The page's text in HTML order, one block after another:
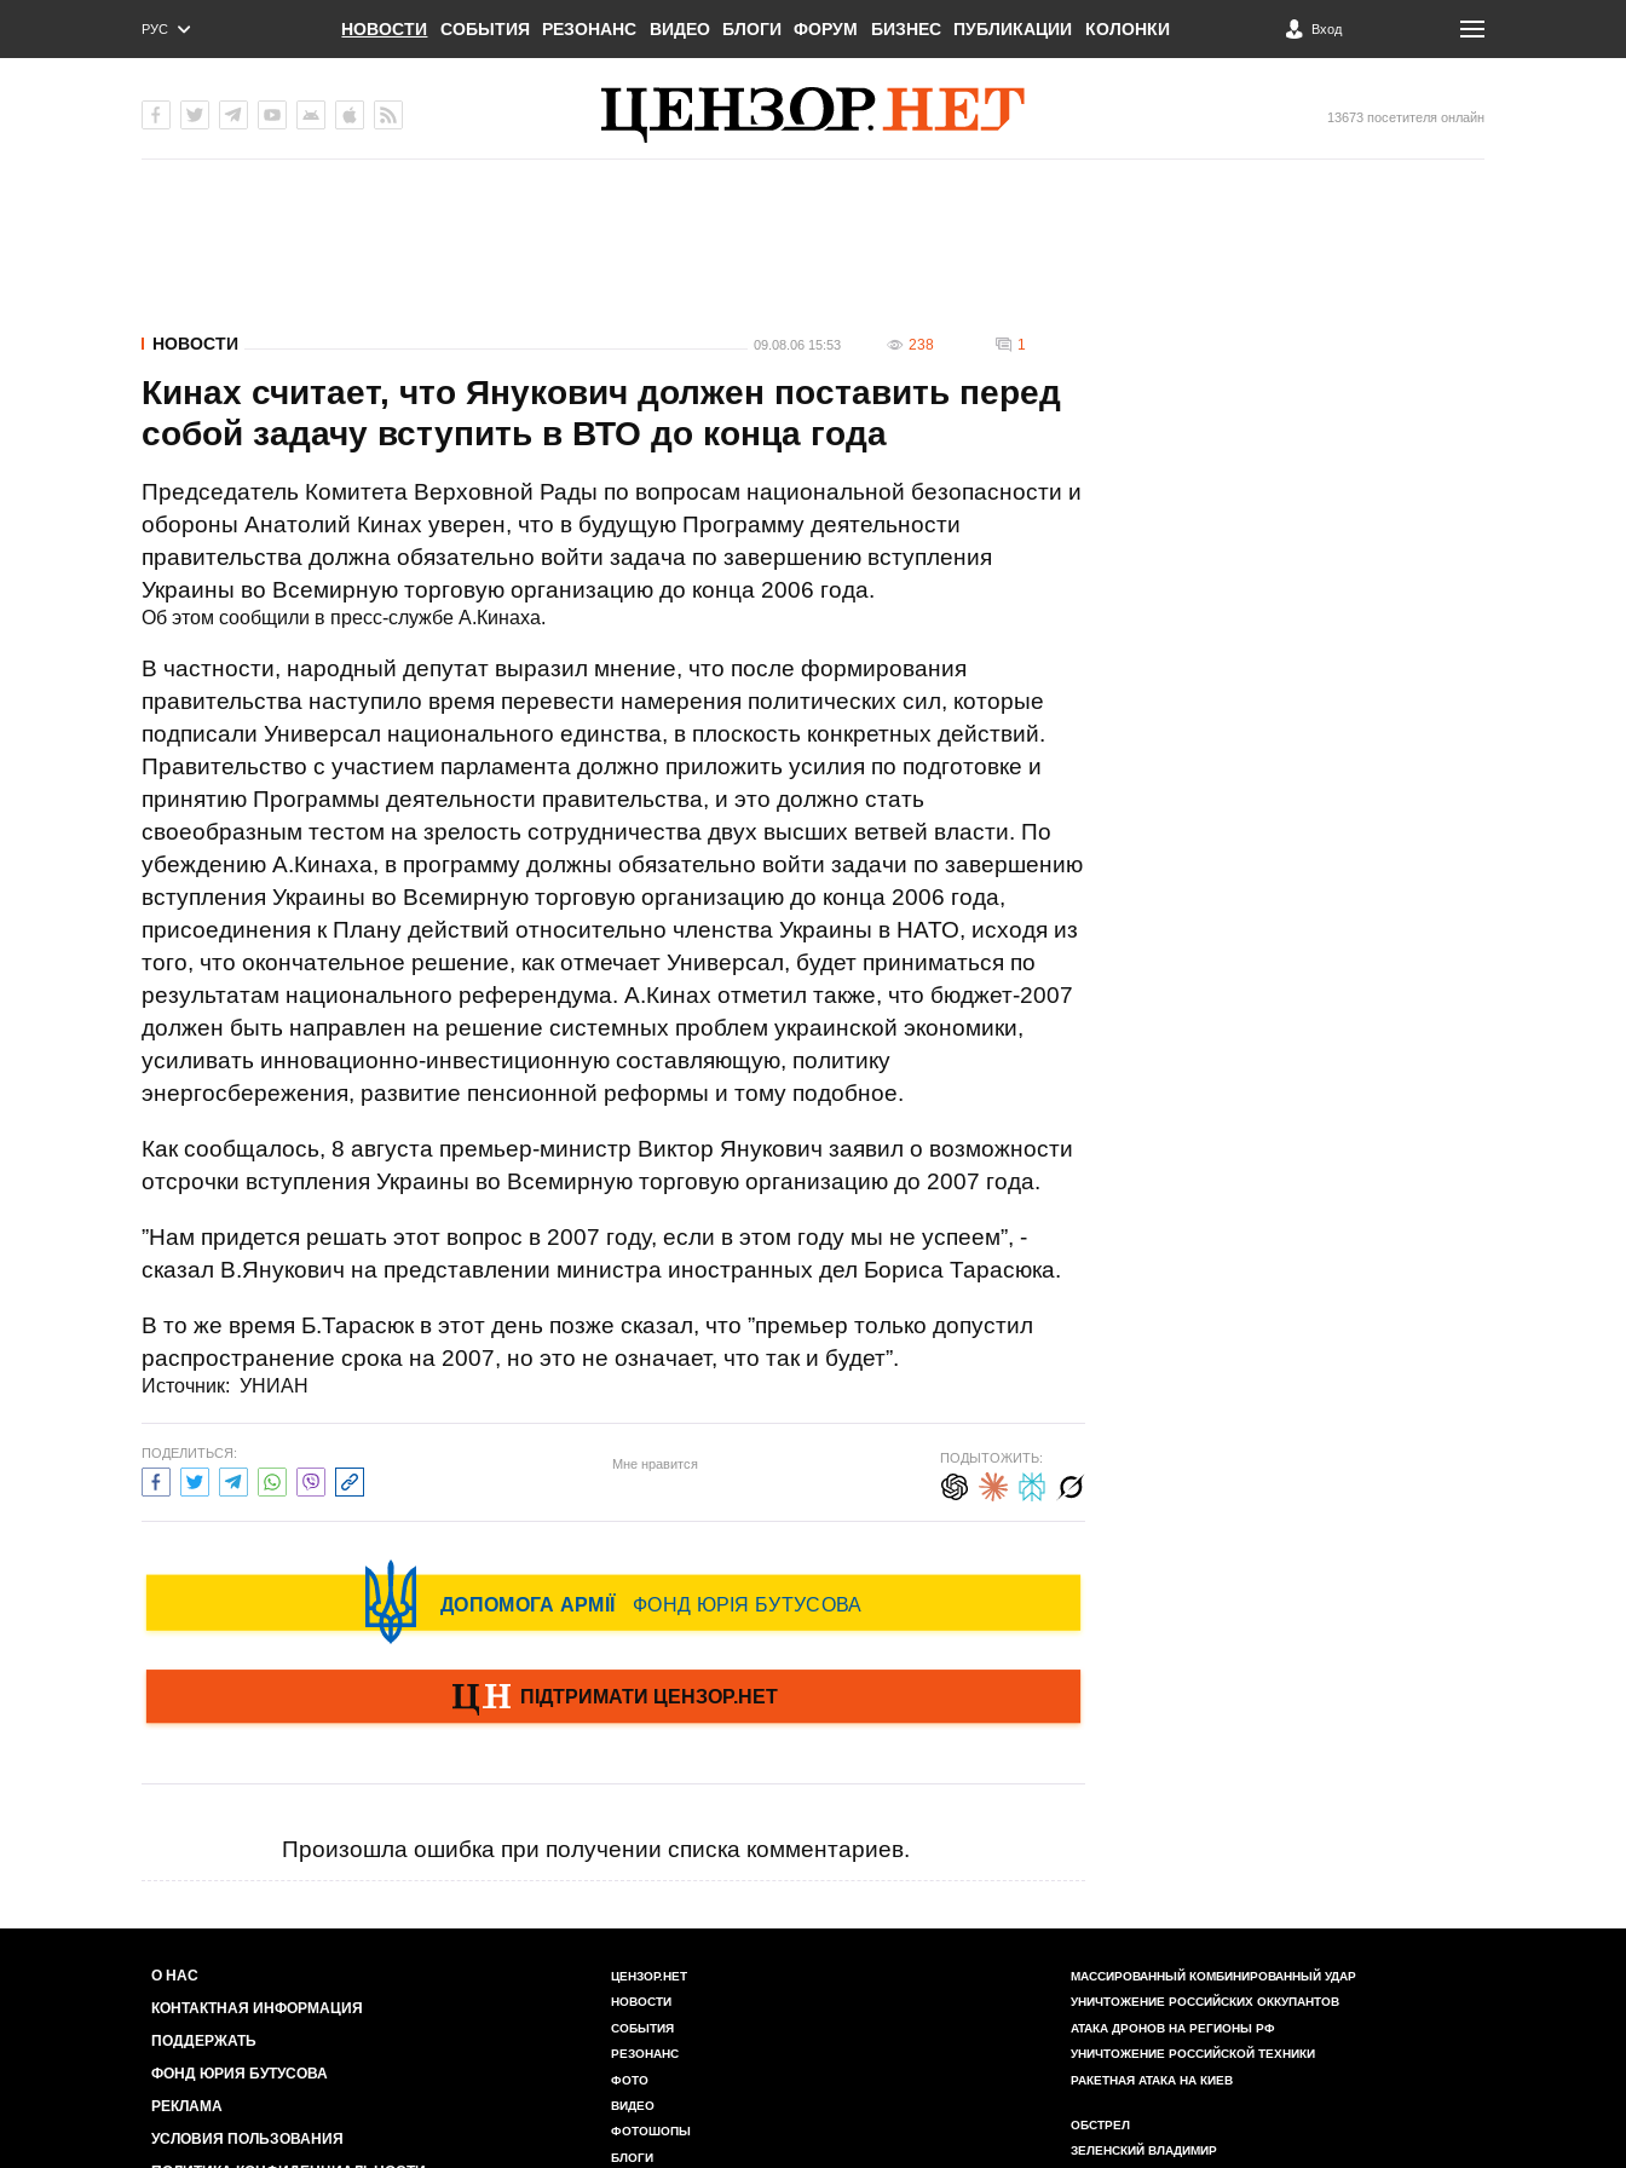
РУС
ENG
НОВОСТИ СОБЫТИЯ РЕЗОНАНС ВИДЕО БЛОГИ ФОРУМ БИЗНЕС ПУБЛИКАЦИИ КОЛОНКИ Вход
13673 посетителя онлайн
НОВОСТИ 09.08.06 15:53 238 1
Кинах считает, что Янукович должен поставить перед
собой задачу вступить в ВТО до конца года
Председатель Комитета Верховной Рады по вопросам национальной безопасности и
обороны Анатолий Кинах уверен, что в будущую Программу деятельности
правительства должна обязательно войти задача по завершению вступления
Украины во Всемирную торговую организацию до конца 2006 года.
Об этом сообщили в пресс-службе А.Кинаха.
В частности, народный депутат выразил мнение, что после формирования
правительства наступило время перевести намерения политических сил, которые
подписали Универсал национального единства, в плоскость конкретных действий.
Правительство с участием парламента должно приложить усилия по подготовке и
принятию Программы деятельности правительства, и это должно стать
своеобразным тестом на зрелость сотрудничества двух высших ветвей власти. По
убеждению А.Кинаха, в программу должны обязательно войти задачи по завершению
вступления Украины во Всемирную торговую организацию до конца 2006 года,
присоединения к Плану действий относительно членства Украины в НАТО, исходя из
того, что окончательное решение, как отмечает Универсал, будет приниматься по
результатам национального референдума. А.Кинах отметил также, что бюджет-2007
должен быть направлен на решение системных проблем украинской экономики,
усиливать инновационно-инвестиционную составляющую, политику
энергосбережения, развитие пенсионной реформы и тому подобное.
Как сообщалось, 8 августа премьер-министр Виктор Янукович заявил о возможности
отсрочки вступления Украины во Всемирную торговую организацию до 2007 года.
”Нам придется решать этот вопрос в 2007 году, если в этом году мы не успеем”, -
сказал В.Янукович на представлении министра иностранных дел Бориса Тарасюка.
В то же время Б.Тарасюк в этот день позже сказал, что ”премьер только допустил
распространение срока на 2007, но это не означает, что так и будет”.
Источник: УНИАН
ПОДЕЛИТЬСЯ:
Мне нравится ПОДЫТОЖИТЬ:
Произошла ошибка при получении списка комментариев.
О НАС
КОНТАКТНАЯ ИНФОРМАЦИЯ
ПОДДЕРЖАТЬ
ФОНД ЮРИЯ БУТУСОВА
РЕКЛАМА
УСЛОВИЯ ПОЛЬЗОВАНИЯ
ЦЕНЗОР.НЕТ
НОВОСТИ
СОБЫТИЯ
РЕЗОНАНС
ФОТО
ВИДЕО
ФОТОШОПЫ
БЛОГИ
МАССИРОВАННЫЙ КОМБИНИРОВАННЫЙ УДАР
УНИЧТОЖЕНИЕ РОССИЙСКИХ ОККУПАНТОВ
АТАКА ДРОНОВ НА РЕГИОНЫ РФ
УНИЧТОЖЕНИЕ РОССИЙСКОЙ ТЕХНИКИ
РАКЕТНАЯ АТАКА НА КИЕВ
ОБСТРЕЛ
ЗЕЛЕНСКИЙ ВЛАДИМИР